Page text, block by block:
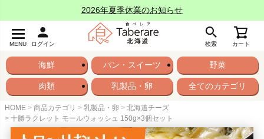
2026年夏季休業のお知らせ
MENU ログイン 検索 カート
海鮮 パン・スイーツ 野菜
肉類 乳製品・卵 全てのカテゴリ
HOME 商品カテゴリ 乳製品・卵
北海道チーズ
十勝ラクレット モールウォッシュ 150g×3個セット